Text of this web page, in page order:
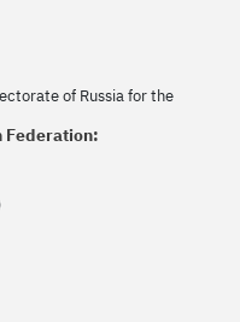
of Russia for the
Federation: